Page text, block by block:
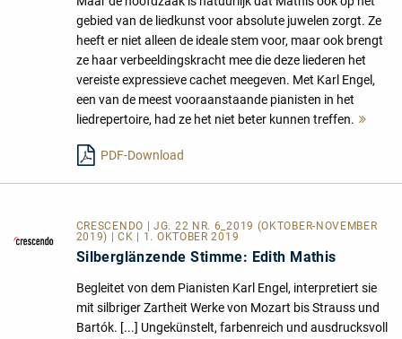
gebied van de liedkunst voor absolute juwelen zorgt. Ze
heeft er niet alleen de ideale stem voor, maar ook brengt
ze haar verbeeldingskracht mee die deze liederen het
vereiste expressieve cachet meegeven. Met Karl Engel,
een van de meest vooraanstaande pianisten in het
liedrepertoire, had ze het niet beter kunnen treffen.
PDF-Download
CRESCENDO | JG. 22 NR. 6_2019 (OKTOBER-NOVEMBER
2019) | CK | 1. OKTOBER 2019
Silberglänzende Stimme: Edith Mathis
Begleitet von dem Pianisten Karl Engel, interpretiert sie
mit silbriger Zartheit Werke von Mozart bis Strauss und
Bartók. [...] Ungekünstelt, farbenreich und ausdrucksvoll